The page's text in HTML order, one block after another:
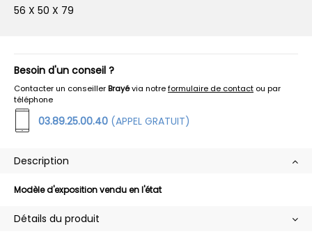
56 X 50 X 79
Besoin d'un conseil ?
Contacter un conseillerBrayévia notreformulaire de contact ou par
téléphone
03.89.25.00.40 (APPEL GRATUIT)
Description
Modèle d'exposition vendu en l'état
Détails du produit